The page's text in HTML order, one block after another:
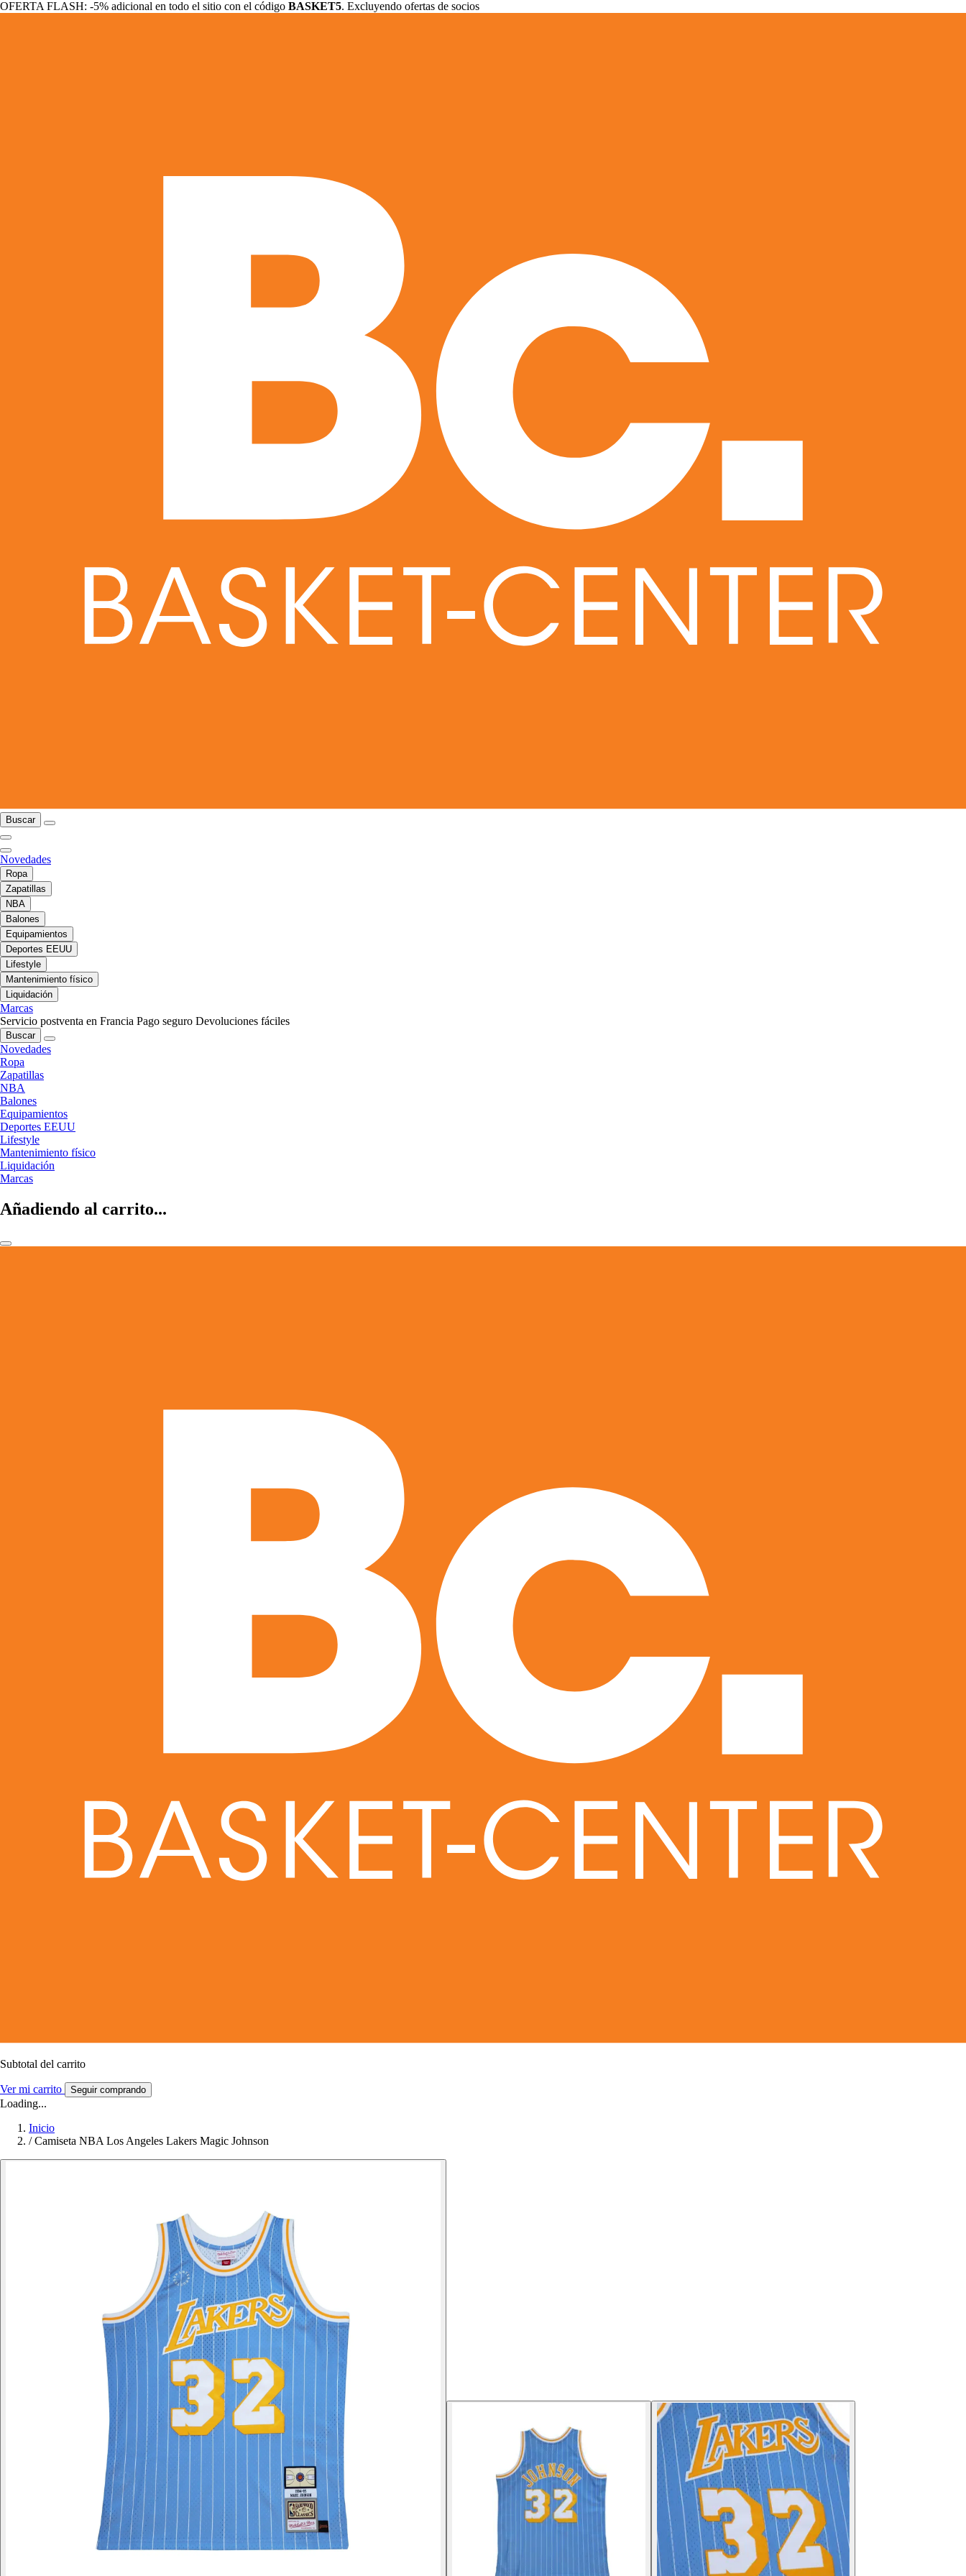
OFERTA FLASH: -5% adicional en todo el sitio con el código BASKET5. Excluyendo ofertas de socios
Buscar
Novedades
Ropa
Zapatillas
NBA
Balones
Equipamientos
Deportes EEUU
Lifestyle
Mantenimiento físico
Liquidación
Marcas
Servicio postventa en Francia Pago seguro Devoluciones fáciles
Buscar
Novedades
Ropa
Zapatillas
NBA
Balones
Equipamientos
Deportes EEUU
Lifestyle
Mantenimiento físico
Liquidación
Marcas
Añadiendo al carrito...
Subtotal del carrito
Ver mi carrito Seguir comprando
Loading...
Inicio
/ Camiseta NBA Los Angeles Lakers Magic Johnson